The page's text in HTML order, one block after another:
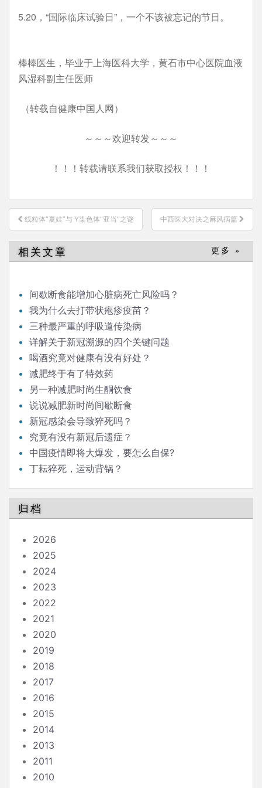
5.20，“国际临床试验日”，一个不该被忘记的节日。
棒棒医生，毕业于上海医科大学，黄石市中心医院血液
风湿科副主任医师
（转载自健康中国人网）
～～～欢迎转发～～～
！！！转载请联系我们获取授权！！！
文
章
导
航
线粒体“夏娃”与 Y染色体“亚当”之谜 中西医大对决之麻风病篇
相关文章 更多 »
间歇断食能增加心脏病死亡风险吗？
我为什么去打带状疱疹疫苗？
三种最严重的呼吸道传染病
详解关于新冠溯源的四个关键问题
喝酒究竟对健康有没有好处？
减肥终于有了特效药
另一种减肥时尚生酮饮食
说说减肥新时尚间歇断食
新冠感染会导致猝死吗？
究竟有没有新冠后遗症？
中国疫情即将大爆发，要怎么自保?
丁耘猝死，运动背锅？
归档
2026
2025
2024
2023
2022
2021
2020
2019
2018
2017
2016
2015
2014
2013
2011
2010